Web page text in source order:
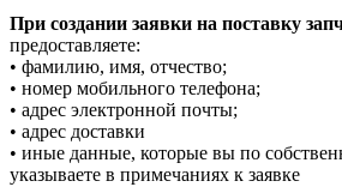
При создании заявки на поставку
предоставляете:
• фамилию, имя, отчество;
• номер мобильного телефона;
• адрес электронной почты;
• адрес доставки
• иные данные, которые вы по
указываете в примечаниях к заявке